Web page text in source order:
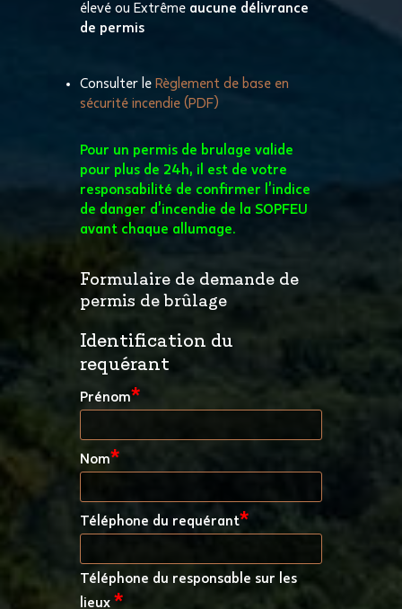
élevé ou Extrême aucune délivrance
de permis
Consulter le Règlement de base en
sécurité incendie (PDF)
Pour un permis de brulage valide
pour plus de 24h, il est de votre
responsabilité de confirmer l’indice
de danger d’incendie de la SOPFEU
avant chaque allumage.
Formulaire de demande de
permis de brûlage
Identification du
requérant
Prénom*
Nom*
Téléphone du requérant*
Téléphone du responsable sur les
lieux *